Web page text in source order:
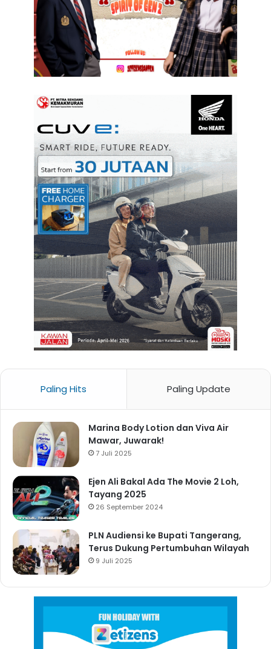
Paling Hits Paling Update
Marina Body Lotion dan Viva Air
Mawar, Juwarak!
7 Juli 2025
Ejen Ali Bakal Ada The Movie 2 Loh,
Tayang 2025
26 September 2024
PLN Audiensi ke Bupati Tangerang,
Terus Dukung Pertumbuhan Wilayah
9 Juli 2025